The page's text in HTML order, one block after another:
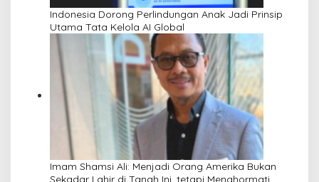
Indonesia Dorong Perlindungan Anak Jadi Prinsip
Utama Tata Kelola AI Global
Imam Shamsi Ali: Menjadi Orang Amerika Bukan
Sekadar Lahir di Tanah Ini, tetapi Menghormati